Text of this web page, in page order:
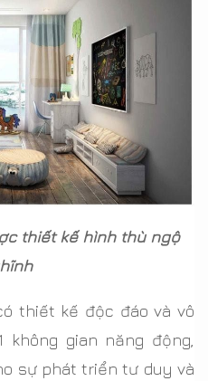
thiết kế hình thù ngộ
thiết kế độc đáo và vô
gian năng động,
sự phát triển tư duy và